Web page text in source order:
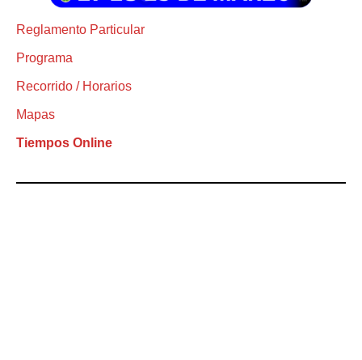
Reglamento Particular
Programa
Recorrido / Horarios
Mapas
Tiempos Online